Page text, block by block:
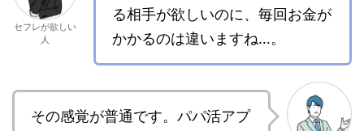
セフレが欲しい
人
る相手が欲しいのに、毎回お金が
かかるのは違いますね…。
その感覚が普通です。パパ活アプ